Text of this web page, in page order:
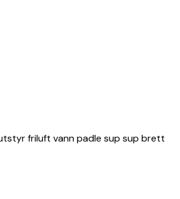
friluft vann padle sup sup brett